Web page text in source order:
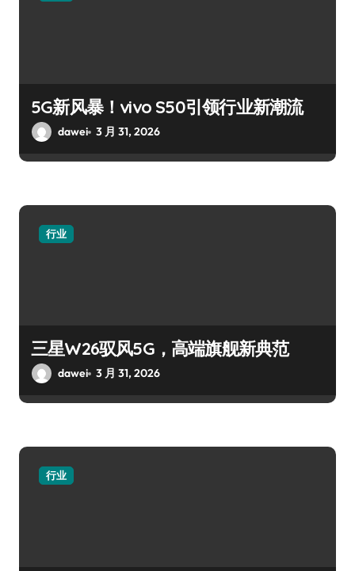
5G新风暴！vivo S50引领行业新潮流
dawei 3 月 31, 2026
行业
三星W26驭风5G，高端旗舰新典范
dawei 3 月 31, 2026
行业